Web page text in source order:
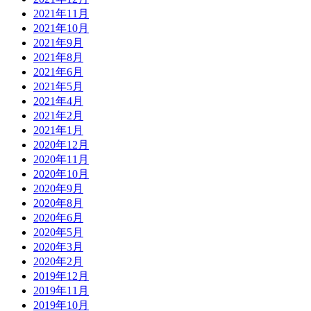
2021年11月
2021年10月
2021年9月
2021年8月
2021年6月
2021年5月
2021年4月
2021年2月
2021年1月
2020年12月
2020年11月
2020年10月
2020年9月
2020年8月
2020年6月
2020年5月
2020年3月
2020年2月
2019年12月
2019年11月
2019年10月